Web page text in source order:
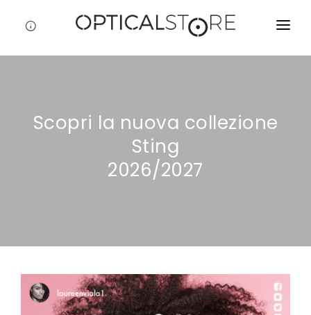
CHI SIAMO
PROFESSIONALE
Scopri la nuova collezione
Sting
2026/2027